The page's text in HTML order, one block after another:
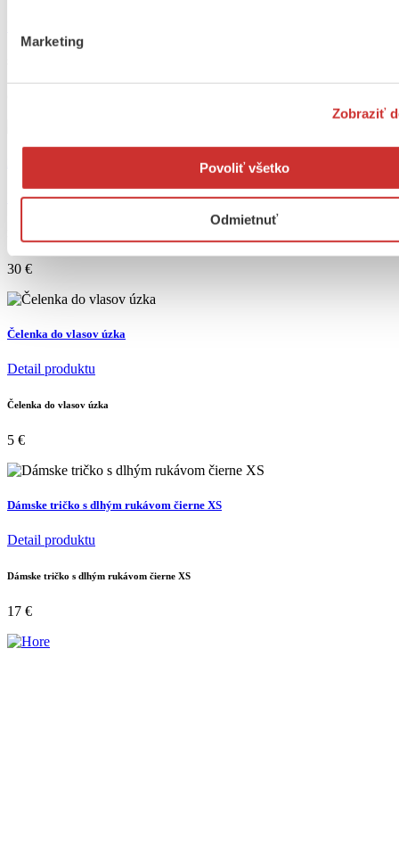
Marketing
Zobraziť
Povoliť všetko
Odmietnuť
Detail produktu
30 €
Čelenka do vlasov úzka
Detail produktu
Čelenka do vlasov úzka
5 €
Dámske tričko s dlhým rukávom čierne XS
Detail produktu
Dámske tričko s dlhým rukávom čierne XS
17 €